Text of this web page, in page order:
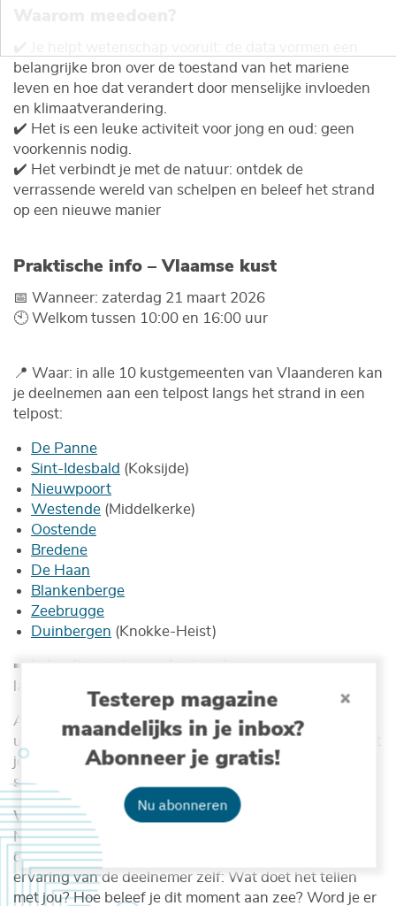
Testerep magazine
maandelijks in je inbox?
Abonneer je gratis!
Nu abonneren
belangrijke bron over de toestand van het mariene
leven en hoe dat verandert door menselijke invloeden
en klimaatverandering.
✔️ Het is een leuke activiteit voor jong en oud: geen
voorkennis nodig.
✔️ Het verbindt je met de natuur: ontdek de
verrassende wereld van schelpen en beleef het strand
op een nieuwe manier
Praktische info – Vlaamse kust
📅 Wanneer: zaterdag 21 maart 2026
🕙 Welkom tussen 10:00 en 16:00 uur
📍 Waar: in alle 10 kustgemeenten van Vlaanderen kan
je deelnemen aan een telpost langs het strand in een
telpost:
De Panne
Sint-Idesbald (Koksijde)
Nieuwpoort
Westende (Middelkerke)
Oostende
Bredene
De Haan
Blankenberge
Zeebrugge
Duinbergen (Knokke-Heist)
➡️ Je hoeft je niet vooraf in te schrijven – gewoon
langskomen is genoeg!
Aan elke telpost geven enthousiaste schelpenkenners
uitleg, materialen en een telkaart ter beschikking zodat
je op een wetenschappelijk onderbouwde manier 100
schelpen kunt verzamelen, herkennen en registeren.
Wat maakt de editie van 2026 bijzonder?
Naast de klassieke telling van schelpen richten de
organisatoren in Vlaanderen zich dit jaar ook op de
ervaring van de deelnemer zelf: Wat doet het tellen
met jou? Hoe beleef je dit moment aan zee? Word je er